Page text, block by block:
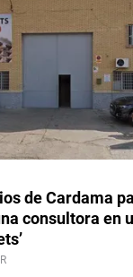
de Cardama
consultora en